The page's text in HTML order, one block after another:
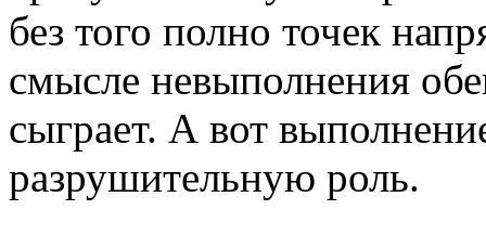
без того полно точек
смысле невыполнения
сыграет. А вот
разрушительную роль.